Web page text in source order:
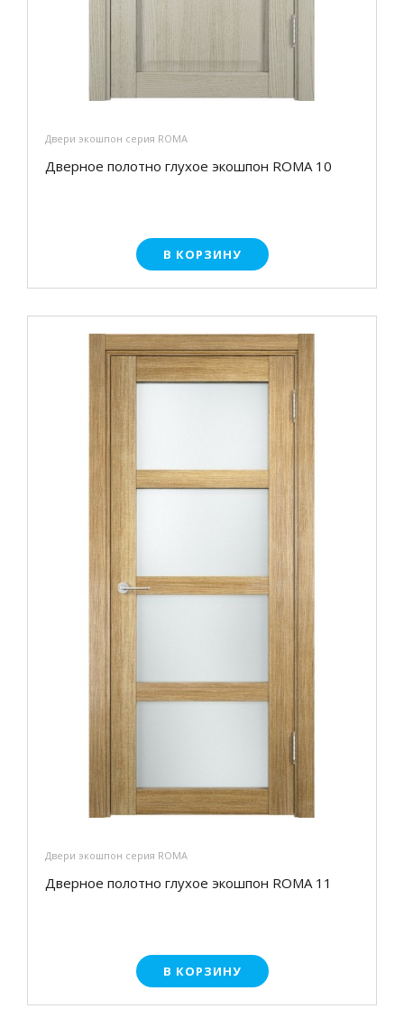
Двери экошпон серия ROMA
Дверное полотно глухое экошпон ROMA 10
В КОРЗИНУ
Двери экошпон серия ROMA
Дверное полотно глухое экошпон ROMA 11
В КОРЗИНУ